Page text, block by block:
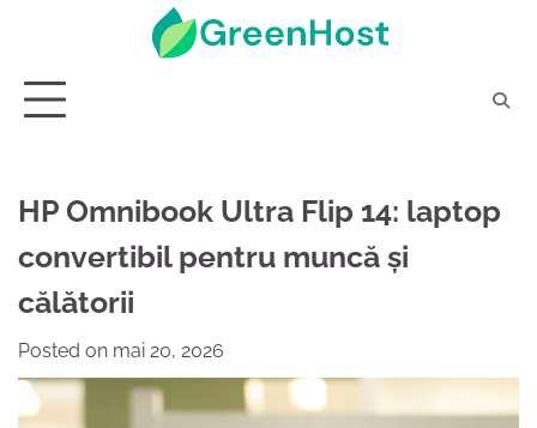
HP Omnibook Ultra Flip 14: laptop
convertibil pentru muncă și
călătorii
Posted on mai 20, 2026